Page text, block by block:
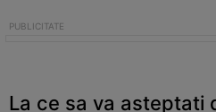
La ce sa va asteptati